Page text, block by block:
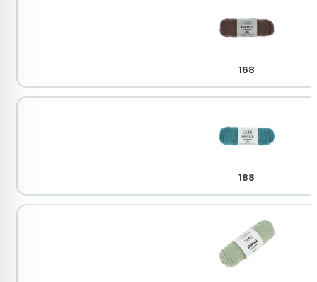
168
188